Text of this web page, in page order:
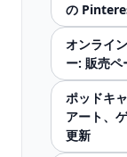
の
オンライ
ー: 販売ペ
ポッドキ
アート、
更新